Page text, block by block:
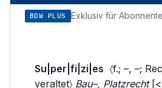
BDW PLUS Exklusiv für
Su|per|fi|zi|es 〈f.; –, –;
veraltet〉 Bau–, Platzrecht